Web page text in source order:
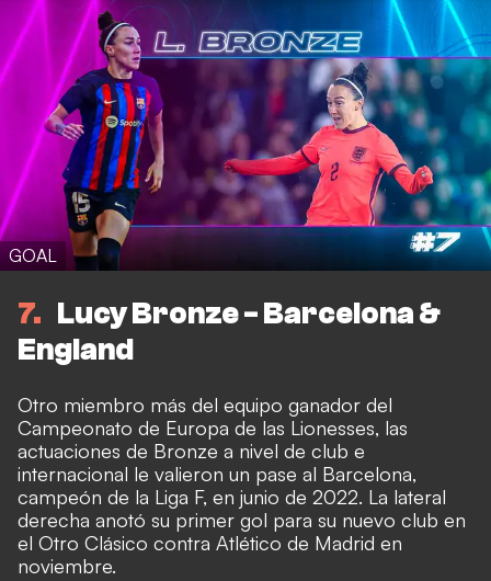
GOAL
7
Lucy Bronze - Barcelona &
England
Otro miembro más del equipo ganador del
Campeonato de Europa de las Lionesses, las
actuaciones de Bronze a nivel de club e
internacional le valieron un pase al Barcelona,
campeón de la Liga F, en junio de 2022. La lateral
derecha anotó su primer gol para su nuevo club en
el Otro Clásico contra Atlético de Madrid en
noviembre.